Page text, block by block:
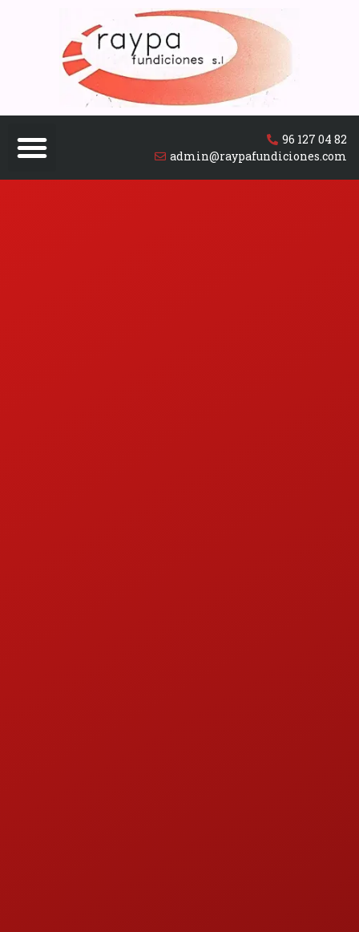
96 127 04 82
admin@raypafundiciones.com